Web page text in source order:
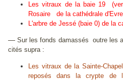
Les vitraux de la baie 19
Rosaire de la cathédrale
L'arbre de Jessé (baie 0) de la
—Sur les fonds damassés outre les
cités supra :
Les vitraux de la Sainte-
reposés dans la crypte de